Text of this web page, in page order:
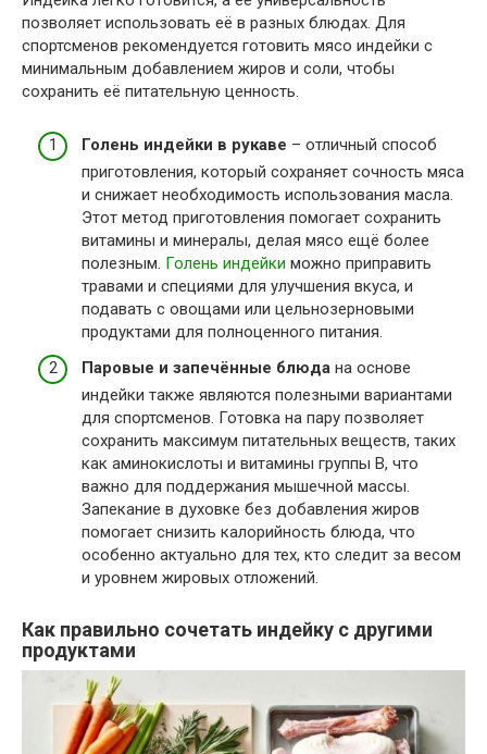
позволяет использовать её в разных блюдах. Для
спортсменов рекомендуется готовить мясо индейки с
минимальным добавлением жиров и соли, чтобы
сохранить её питательную ценность.
Голень индейки в рукаве – отличный способ
приготовления, который сохраняет сочность мяса
и снижает необходимость использования масла.
Этот метод приготовления помогает сохранить
витамины и минералы, делая мясо ещё более
полезным. Голень индейки можно приправить
травами и специями для улучшения вкуса, и
подавать с овощами или цельнозерновыми
продуктами для полноценного питания.
Паровые и запечённые блюда на основе
индейки также являются полезными вариантами
для спортсменов. Готовка на пару позволяет
сохранить максимум питательных веществ, таких
как аминокислоты и витамины группы B, что
важно для поддержания мышечной массы.
Запекание в духовке без добавления жиров
помогает снизить калорийность блюда, что
особенно актуально для тех, кто следит за весом
и уровнем жировых отложений.
Как правильно сочетать индейку с другими
продуктами